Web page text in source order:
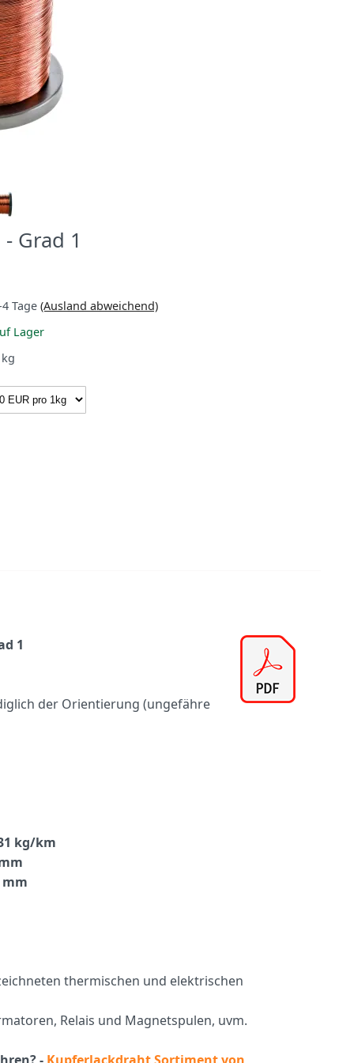
Grad 1
Tage (Ausland abweichend)
Lager
1
der Orientierung (ungefähre
kg/km
mm
thermischen und elektrischen
Relais und Magnetspulen, uvm.